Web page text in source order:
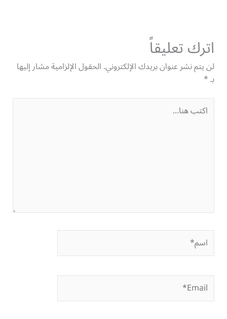
اترك تعليقاً
لن يتم نشر عنوان بريدك الإلكتروني.الحقول الإلزامية مشار إليها
بـ*
اكتب
هنا...
اسم*
Email*